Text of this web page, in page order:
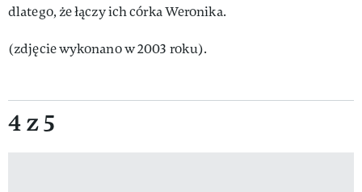
dlatego, że łączy ich córka Weronika.
(zdjęcie wykonano w 2003 roku).
4 z 5